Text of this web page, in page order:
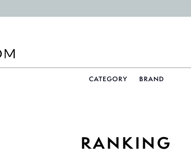
CATEGORY BRAND
RANKING